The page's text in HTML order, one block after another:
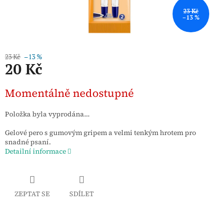
23 Kč
–13 %
23 Kč –13 %
20 Kč
cena:
Momentálně nedostupné
Položka byla vyprodána…
Gelové pero s gumovým gripem a velmi tenkým hrotem pro
snadné psaní.
Detailní informace
ZEPTAT SE SDÍLET